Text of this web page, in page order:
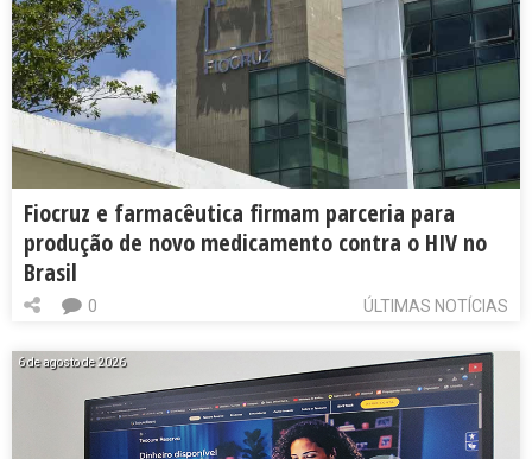
Fiocruz e farmacêutica firmam parceria para
produção de novo medicamento contra o HIV no
Brasil
ÚLTIMAS NOTÍCIAS
0
6 de agosto de 2026